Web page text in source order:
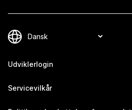
Udviklerlogin
Servicevilkår